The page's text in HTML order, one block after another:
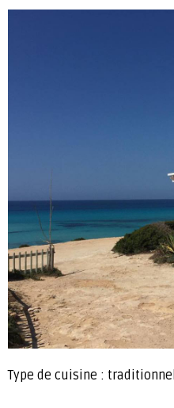
Type de cuisine :